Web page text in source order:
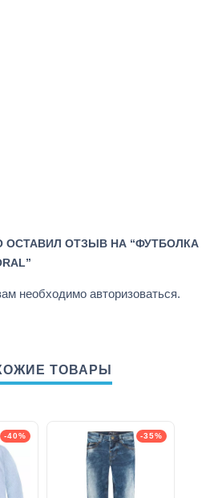
ОСТАВИЛ ОТЗЫВ НА “ФУТБОЛКА
необходимо авторизоваться.
ТОВАРЫ
-40% -35%